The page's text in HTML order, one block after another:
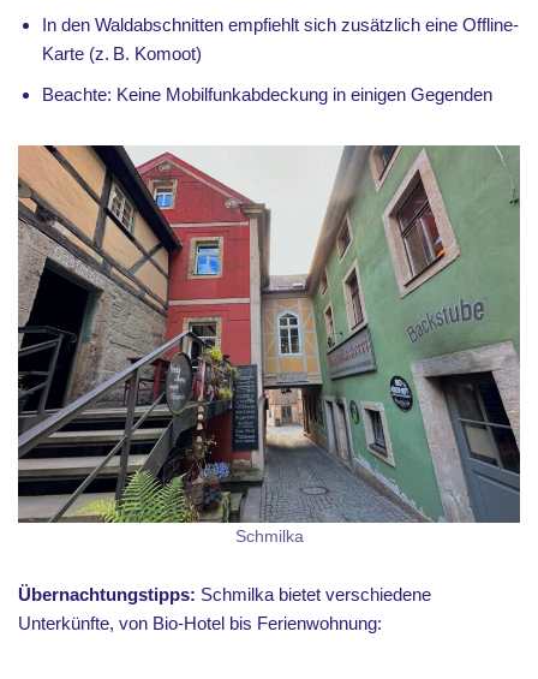
In den Waldabschnitten empfiehlt sich zusätzlich eine Offline-
Karte (z. B. Komoot)
Beachte: Keine Mobilfunkabdeckung in einigen Gegenden
Schmilka
Übernachtungstipps: Schmilka bietet verschiedene
Unterkünfte, von Bio-Hotel bis Ferienwohnung: